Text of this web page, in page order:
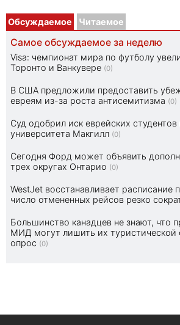
Обсуждаемое Читаемое
Самое обсуждаемое за неделю
Visa: чемпионат мира по футболу
Торонто и Ванкувере (0)
В США предложили предоставить
евреям из-за роста антисемитизма (0)
Суд одобрил иск еврейских студентов
университета Макгилл (0)
Сегодня Форд может объявить
трех округах Онтарио (0)
WestJet восстанавливает расписание
число отмененных рейсов резко
Большинство канадцев не знают, что
МИД могут лишить их туристической
опрос (0)